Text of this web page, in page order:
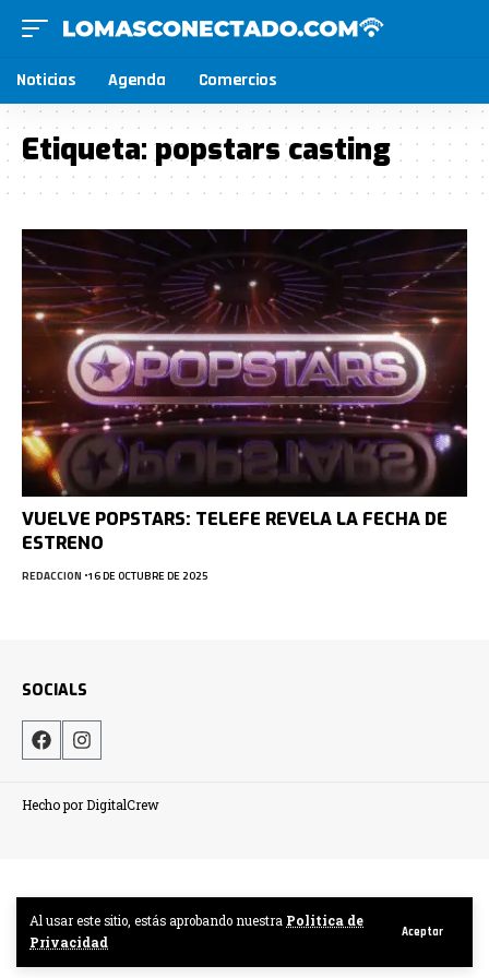
Al usar este sitio, estás aprobando nuestra Politica de
Privacidad
Aceptar
Noticias Agenda Comercios
Etiqueta:popstars casting
VUELVE POPSTARS: TELEFE REVELA LA FECHA DE
ESTRENO
REDACCION 16 DE OCTUBRE DE 2025
SOCIALS
Hecho por DigitalCrew